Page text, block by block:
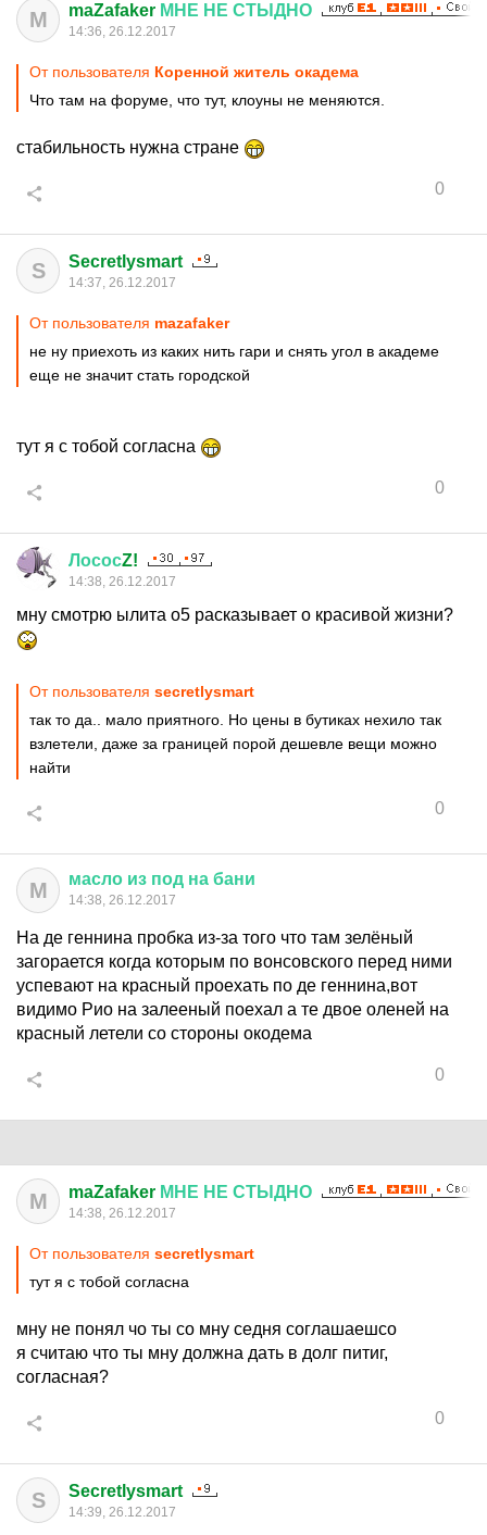
M maZafaker МНЕ НЕ СТЫДНО
14:36, 26.12.2017
От пользователя Коренной житель окадема
Что там на форуме, что тут, клоуны не меняются.
стабильность нужна стране
0
S Secretlysmart
14:37, 26.12.2017
От пользователя mazafaker
не ну приехоть из каких нить гари и снять угол в академе
еще не значит стать городской
тут я с тобой согласна
0
ЛососZ!
14:38, 26.12.2017
мну смотрю ылита о5 расказывает о красивой жизни?
От пользователя secretlysmart
так то да.. мало приятного. Но цены в бутиках нехило так
взлетели, даже за границей порой дешевле вещи можно
найти
0
М масло из под на бани
14:38, 26.12.2017
На де геннина пробка из-за того что там зелёный
загорается когда которым по вонсовского перед ними
успевают на красный проехать по де геннина,вот
видимо Рио на залееный поехал а те двое оленей на
красный летели со стороны окодема
0
M maZafaker МНЕ НЕ СТЫДНО
14:38, 26.12.2017
От пользователя secretlysmart
тут я с тобой согласна
мну не понял чо ты со мну седня соглашаешсо
я считаю что ты мну должна дать в долг питиг,
согласная?
0
S Secretlysmart
14:39, 26.12.2017